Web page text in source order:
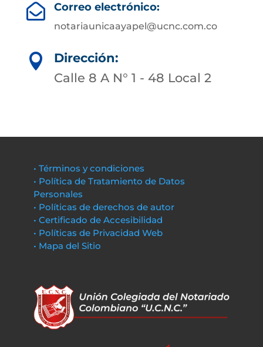
 Correo electrónico:
notariaunicaayapel@ucnc.com.co

Dirección:
Calle 8 A N° 1 - 48 Local 2
• Términos y condiciones
• Política de Tratamiento de Datos
Personales
• Políticas de derechos de autor
• Certificado de Accesibilidad
• Políticas de Privacidad Web
• Mapa del Sitio